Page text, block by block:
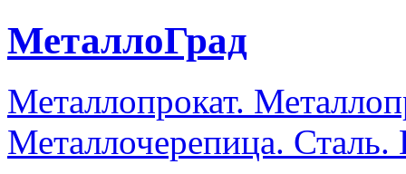
МеталлоГрад
Металлопрокат.
Металлочерепица.